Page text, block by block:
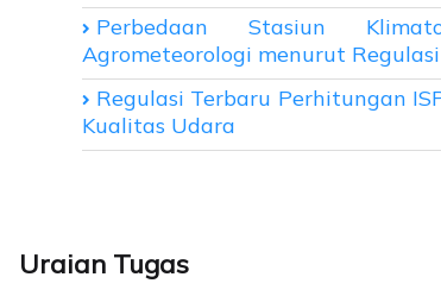
Perbedaan Stasiun
Agrometeorologi menurut
Regulasi Terbaru Perhitungan
Kualitas Udara
Uraian Tugas